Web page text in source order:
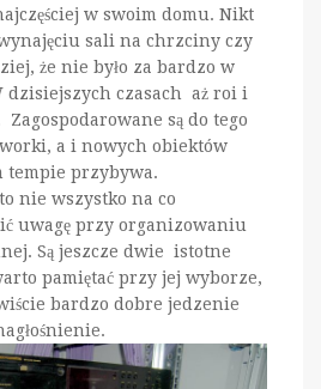
w swoim domu. Nikt
sali na chrzciny czy
że nie było za bardzo w
dzisiejszych czasach aż roi i
są do tego
a i nowych obiektów
przybywa.
nie wszystko na co
uwagę przy organizowaniu
Są jeszcze dwie istotne
pamiętać przy jej wyborze,
bardzo dobre jedzenie